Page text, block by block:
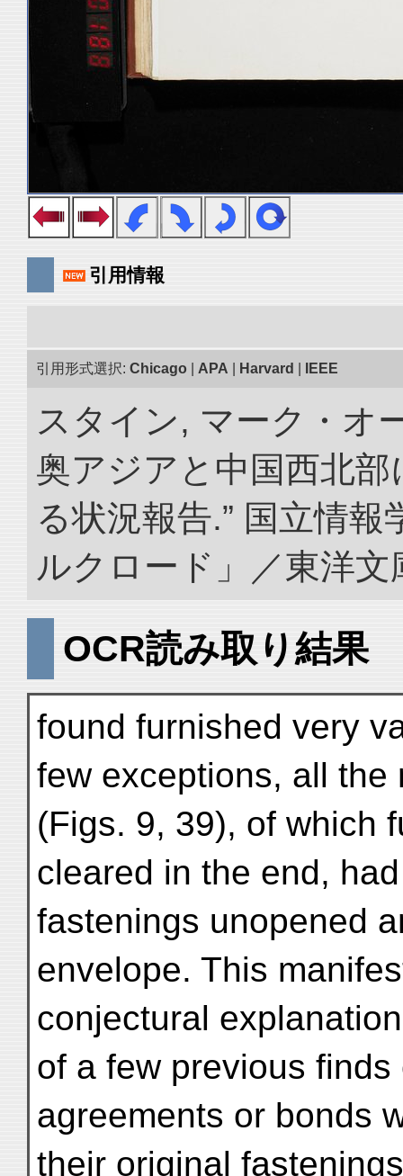
引用情報
引用形式選択: Chicago APA Harvard IEEE
スタイン, マーク・オ
奥アジアと中国西北
る状況報告.” 国立情
ルクロード」／東洋
OCR読み取り結果
found furnished very
few exceptions, all the
(Figs. 9, 39), of which
cleared in the end,
fastenings unopened
envelope. This
conjectural
of a few previous
agreements or bonds
their original